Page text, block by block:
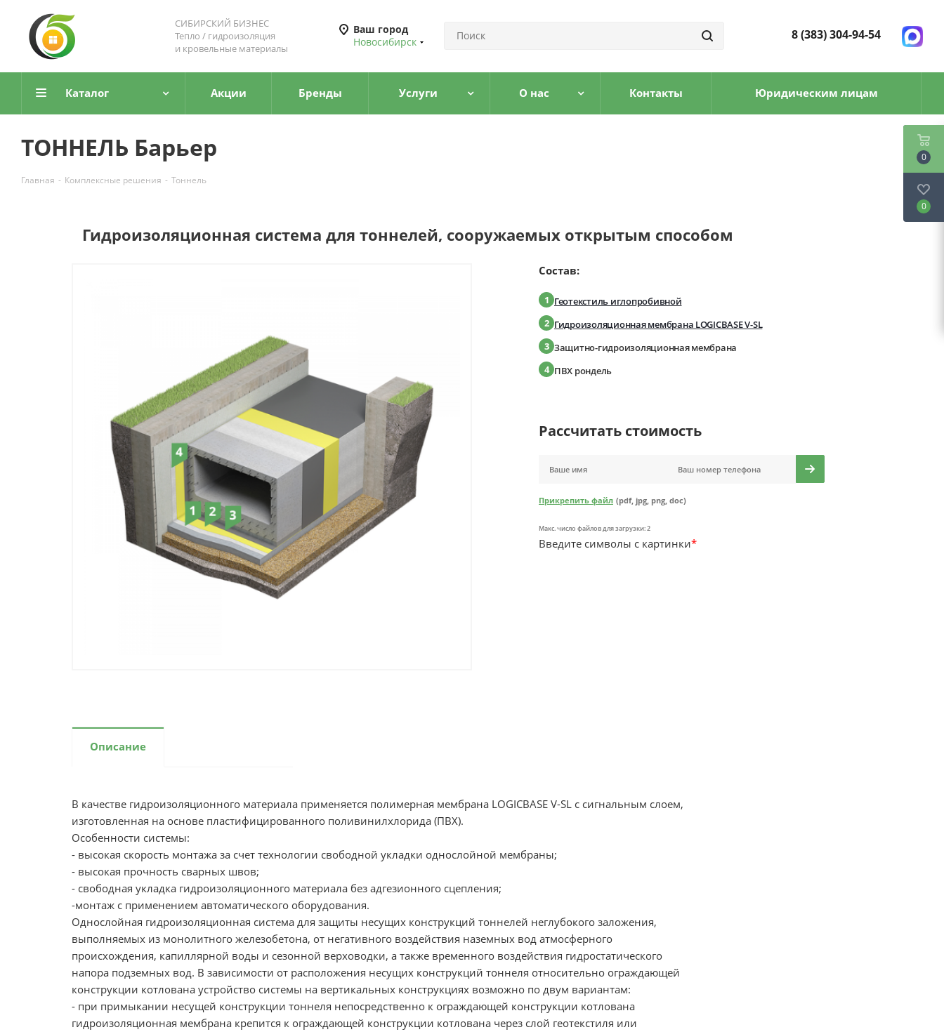
СИБИРСКИЙ БИЗНЕС
Тепло / гидроизоляция
и кровельные материалы
Ваш город
Новосибирск
8 (383) 304-94-54
Каталог Акции Бренды Услуги О нас Контакты Юридическим лицам
ТОННЕЛЬ Барьер
Главная - Комплексные решения - Тоннель
Гидроизоляционная система для тоннелей, сооружаемых открытым способом
Состав:
1 Геотекстиль иглопробивной
2 Гидроизоляционная мембрана LOGICBASE V-SL
3 Защитно-гидроизоляционная мембрана
4 ПВХ рондель
Рассчитать стоимость
Прикрепить файл (pdf, jpg, png, doc)
Макс. число файлов для загрузки: 2
Введите символы с картинки*
Описание
В качестве гидроизоляционного материала применяется полимерная мембрана LOGICBASE V-SL с сигнальным слоем,
изготовленная на основе пластифицированного поливинилхлорида (ПВХ).
Особенности системы:
- высокая скорость монтажа за счет технологии свободной укладки однослойной мембраны;
- высокая прочность сварных швов;
- свободная укладка гидроизоляционного материала без адгезионного сцепления;
-монтаж с применением автоматического оборудования.
Однослойная гидроизоляционная система для защиты несущих конструкций тоннелей неглубокого заложения,
выполняемых из монолитного железобетона, от негативного воздействия наземных вод атмосферного
происхождения, капиллярной воды и сезонной верховодки, а также временного воздействия гидростатического
напора подземных вод. В зависимости от расположения несущих конструкций тоннеля относительно ограждающей
конструкции котлована устройство системы на вертикальных конструкциях возможно по двум вариантам:
- при примыкании несущей конструкции тоннеля непосредственно к ограждающей конструкции котлована
гидроизоляционная мембрана крепится к ограждающей конструкции котлована через слой геотекстиля или
0
0